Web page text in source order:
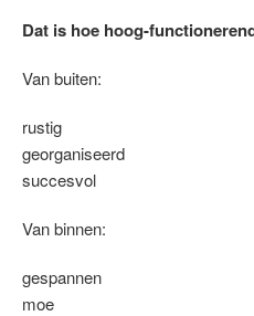
Dat is hoe hoog-
Van buiten:
rustig
georganiseerd
succesvol
Van binnen:
gespannen
moe